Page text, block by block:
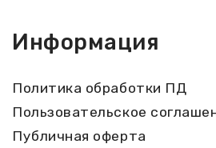
Информация
Политика обработки ПД
Пользовательское
Публичная оферта